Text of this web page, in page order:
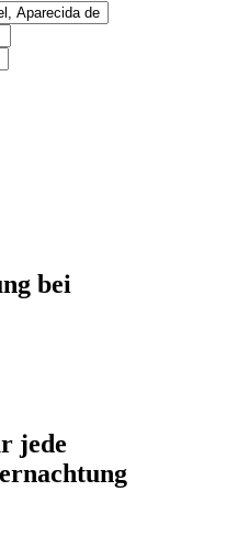
bei
jede